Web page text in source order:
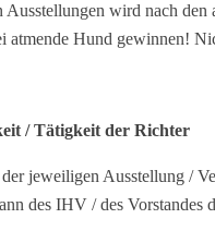
Ausstellungen wird nach
atmende Hund gewinnen!
/ Tätigkeit der Richter
jeweiligen Ausstellung /
des IHV / des Vorstandes